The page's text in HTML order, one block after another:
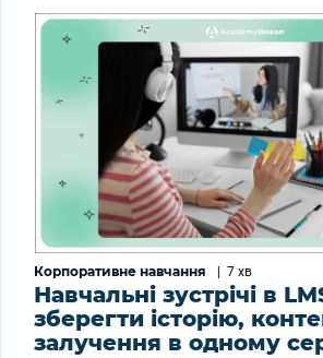
Корпоративне навчання 7 хв
Навчальні зустрічі в
зберегти історію,
залучення в одному